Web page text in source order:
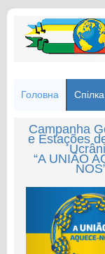
Головна
Campanha
e Estações
“A UNIÃO